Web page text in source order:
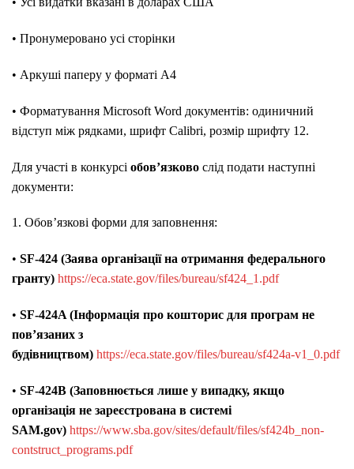
• Пронумеровано усі сторінки
• Аркуші паперу у форматі А4
• Форматування Microsoft Word документів: одиничний
відступ між рядками, шрифт Calibri, розмір шрифту 12.
Для участі в конкурсі обов’язково слід подати наступні
документи:
1. Обов’язкові форми для заповнення:
• SF-424 (Заява організації на отримання федерального
гранту) https://eca.state.gov/files/bureau/sf424_1.pdf
• SF-424A (Інформація про кошторис для програм не
пов’язаних з
будівництвом) https://eca.state.gov/files/bureau/sf424a-v1_0.pdf
• SF-424B (Заповнюється лише у випадку, якщо
організація не зареєстрована в системі
SAM.gov) https://www.sba.gov/sites/default/files/sf424b_non-
contstruct_programs.pdf